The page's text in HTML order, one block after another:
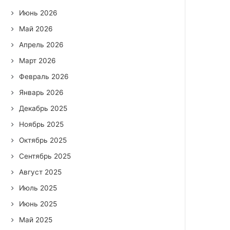
Июнь 2026
Май 2026
Апрель 2026
Март 2026
Февраль 2026
Январь 2026
Декабрь 2025
Ноябрь 2025
Октябрь 2025
Сентябрь 2025
Август 2025
Июль 2025
Июнь 2025
Май 2025